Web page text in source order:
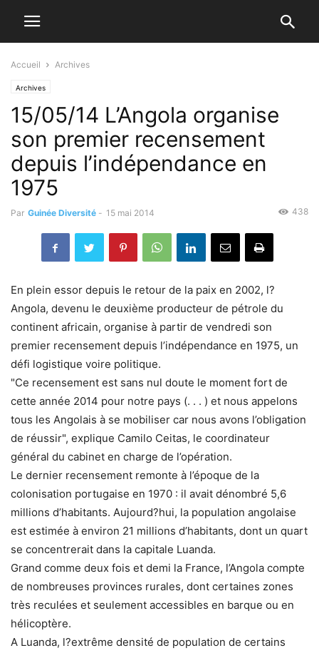
Accueil Archives
Archives
15/05/14 L’Angola organise
son premier recensement
depuis l’indépendance en
1975
Par Guinée Diversité - 15 mai 2014 438
En plein essor depuis le retour de la paix en 2002, l?
Angola, devenu le deuxième producteur de pétrole du
continent africain, organise à partir de vendredi son
premier recensement depuis l’indépendance en 1975, un
défi logistique voire politique.
"Ce recensement est sans nul doute le moment fort de
cette année 2014 pour notre pays (. . . ) et nous appelons
tous les Angolais à se mobiliser car nous avons l’obligation
de réussir", explique Camilo Ceitas, le coordinateur
général du cabinet en charge de l’opération.
Le dernier recensement remonte à l’époque de la
colonisation portugaise en 1970 : il avait dénombré 5,6
millions d’habitants. Aujourd?hui, la population angolaise
est estimée à environ 21 millions d’habitants, dont un quart
se concentrerait dans la capitale Luanda.
Grand comme deux fois et demi la France, l’Angola compte
de nombreuses provinces rurales, dont certaines zones
très reculées et seulement accessibles en barque ou en
hélicoptère.
A Luanda, l?extrême densité de population de certains